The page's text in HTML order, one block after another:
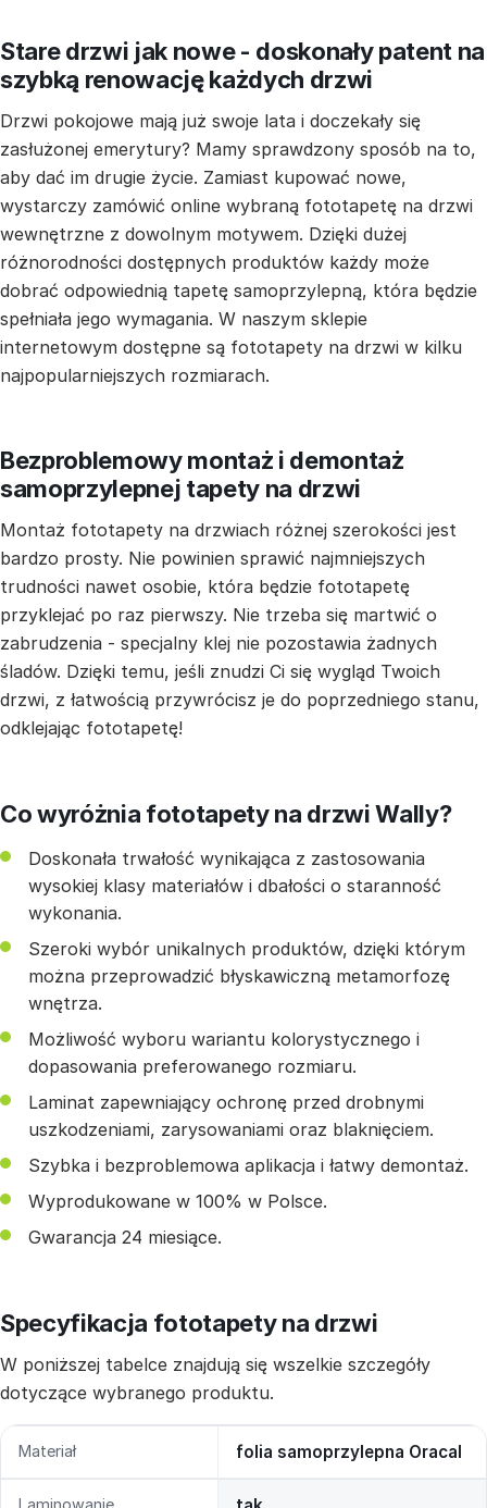
Stare drzwi jak nowe - doskonały patent na
szybką renowację każdych drzwi
Drzwi pokojowe mają już swoje lata i doczekały się
zasłużonej emerytury? Mamy sprawdzony sposób na to,
aby dać im drugie życie. Zamiast kupować nowe,
wystarczy zamówić online wybraną fototapetę na drzwi
wewnętrzne z dowolnym motywem. Dzięki dużej
różnorodności dostępnych produktów każdy może
dobrać odpowiednią tapetę samoprzylepną, która będzie
spełniała jego wymagania. W naszym sklepie
internetowym dostępne są fototapety na drzwi w kilku
najpopularniejszych rozmiarach.
Bezproblemowy montaż i demontaż
samoprzylepnej tapety na drzwi
Montaż fototapety na drzwiach różnej szerokości jest
bardzo prosty. Nie powinien sprawić najmniejszych
trudności nawet osobie, która będzie fototapetę
przyklejać po raz pierwszy. Nie trzeba się martwić o
zabrudzenia - specjalny klej nie pozostawia żadnych
śladów. Dzięki temu, jeśli znudzi Ci się wygląd Twoich
drzwi, z łatwością przywrócisz je do poprzedniego stanu,
odklejając fototapetę!
Co wyróżnia fototapety na drzwi Wally?
Doskonała trwałość wynikająca z zastosowania
wysokiej klasy materiałów i dbałości o staranność
wykonania.
Szeroki wybór unikalnych produktów, dzięki którym
można przeprowadzić błyskawiczną metamorfozę
wnętrza.
Możliwość wyboru wariantu kolorystycznego i
dopasowania preferowanego rozmiaru.
Laminat zapewniający ochronę przed drobnymi
uszkodzeniami, zarysowaniami oraz blaknięciem.
Szybka i bezproblemowa aplikacja i łatwy demontaż.
Wyprodukowane w 100% w Polsce.
Gwarancja 24 miesiące.
Specyfikacja fototapety na drzwi
W poniższej tabelce znajdują się wszelkie szczegóły
dotyczące wybranego produktu.
Materiał folia samoprzylepna Oracal
Laminowanie